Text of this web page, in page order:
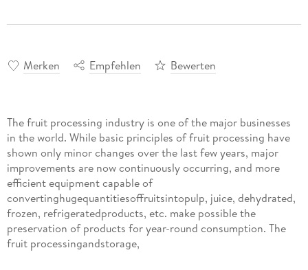
Merken Empfehlen Bewerten
The fruit processing industry is one of the major businesses
in the world. While basic principles of fruit processing have
shown only minor changes over the last few years, major
improvements are now continuously occurring, and more
efficient equipment capable of
convertinghugequantitiesoffruitsintopulp, juice, dehydrated,
frozen, refrigeratedproducts, etc. make possible the
preservation of products for year-round consumption. The
fruit processingandstorage,